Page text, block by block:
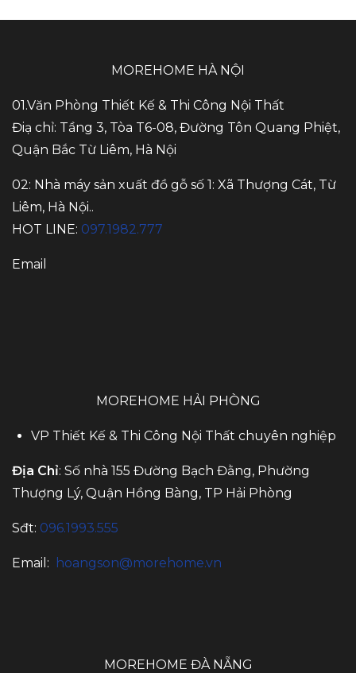
MOREHOME HÀ NỘI
01.Văn Phòng Thiết Kế & Thi Công Nội Thất
Điạ chỉ: Tầng 3, Tòa T6-08, Đường Tôn Quang Phiệt,
Quận Bắc Từ Liêm, Hà Nội
02: Nhà máy sản xuất đồ gỗ số 1: Xã Thượng Cát, Từ
Liêm, Hà Nội..
HOT LINE: 097.1982.777
Email
MOREHOME HẢI PHÒNG
VP Thiết Kế & Thi Công Nội Thất chuyên nghiệp
Địa Chỉ: Số nhà 155 Đường Bạch Đằng, Phường
Thượng Lý, Quận Hồng Bàng, TP Hải Phòng
Sđt: 096.1993.555
Email: hoangson@morehome.vn
MOREHOME ĐÀ NẴNG